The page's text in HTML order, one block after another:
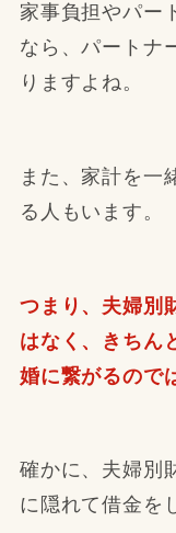
家事負担やパー
なら、パートナ
りますよね。
また、家計を一
る人もいます。
つまり、夫婦別
はなく、きちん
婚に繋がるので
確かに、夫婦別
に隠れて借金を